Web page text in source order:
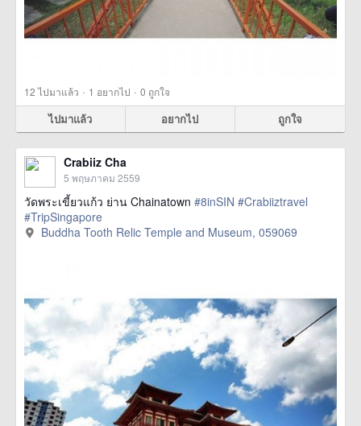
12ไปมาแล้ว · 1 อยากไป · 0 ถูกใจ
ไปมาแล้ว อยากไป ถูกใจ
Crabiiz Cha
5 พฤษภาคม 2559
วัดพระเขี้ยวแก้ว ย่าน Chainatown #8inSIN #Crabiiztravel
#TripSingapore
Buddha Tooth Relic Temple and Museum, 059069